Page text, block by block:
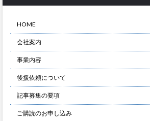
HOME
会社案内
事業内容
後援依頼について
記事募集の要項
ご購読のお申し込み